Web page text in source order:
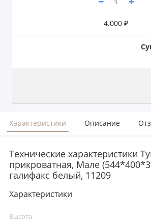
4.000 ₽
Характеристики Описание
Технические характеристики
прикроватная, Мале
галифакс белый, 11209
Характеристики
Высота